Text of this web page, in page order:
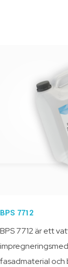
BPS 7712
BPS 7712 är ett
fasadmaterial och